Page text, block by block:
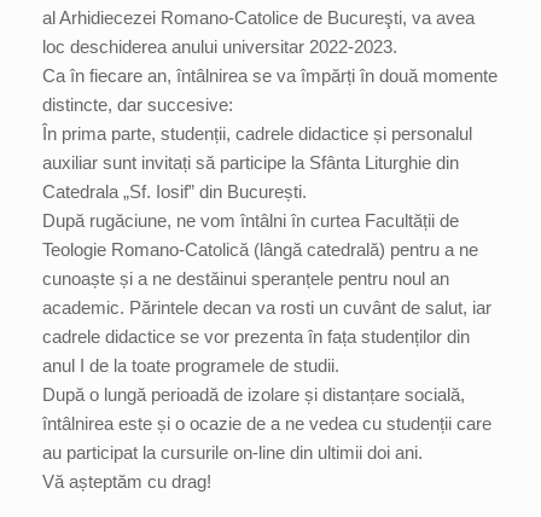
al Arhidiecezei Romano-Catolice de Bucureşti, va avea
loc deschiderea anului universitar 2022-2023.
Ca în fiecare an, întâlnirea se va împărți în două momente
distincte, dar succesive:
În prima parte, studenții, cadrele didactice și personalul
auxiliar sunt invitați să participe la Sfânta Liturghie din
Catedrala „Sf. Iosif” din București.
După rugăciune, ne vom întâlni în curtea Facultății de
Teologie Romano-Catolică (lângă catedrală) pentru a ne
cunoaște și a ne destăinui speranțele pentru noul an
academic. Părintele decan va rosti un cuvânt de salut, iar
cadrele didactice se vor prezenta în fața studenților din
anul I de la toate programele de studii.
După o lungă perioadă de izolare și distanțare socială,
întâlnirea este și o ocazie de a ne vedea cu studenții care
au participat la cursurile on-line din ultimii doi ani.
Vă așteptăm cu drag!